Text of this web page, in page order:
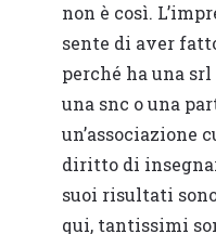
non è così.
sente di aver
perché ha una
una snc o una
un’associazione
diritto di
suoi risultati
qui, tantissimi